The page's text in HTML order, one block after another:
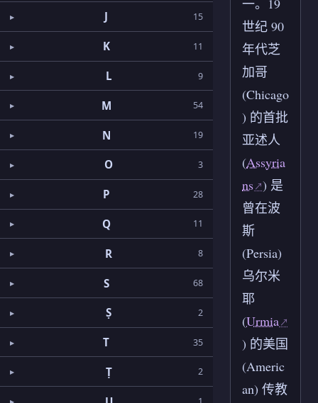
J 15
K 11
L 9
M 54
N 19
O 3
P 28
Q 11
R 8
S 68
Ṣ 2
T 35
Ṭ 2
一。19
世纪 90
年代芝
加哥
(Chicago
) 的首批
亚述人
(Assyria
ns ) 是
曾在波
斯
(Persia)
乌尔米
耶
(Urmia
) 的美国
(Americ
an) 传教